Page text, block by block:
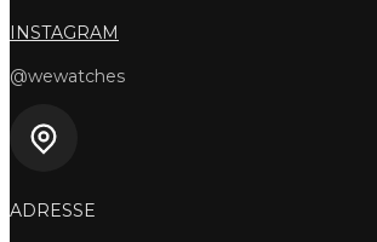
INSTAGRAM
@wewatches
ADRESSE